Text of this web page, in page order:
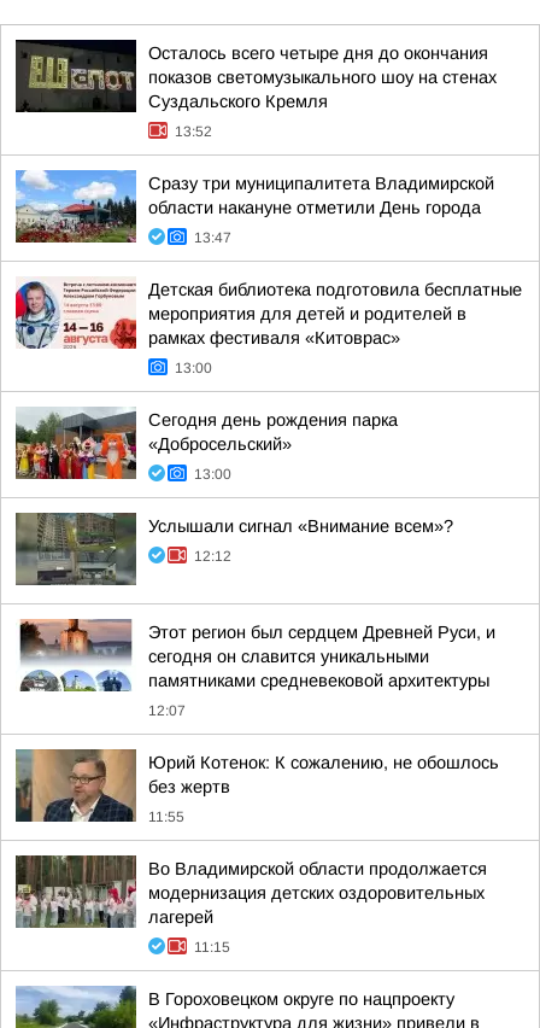
Осталось всего четыре дня до окончания
показов светомузыкального шоу на стенах
Суздальского Кремля
13:52
Сразу три муниципалитета Владимирской
области накануне отметили День города
13:47
Детская библиотека подготовила бесплатные
мероприятия для детей и родителей в
рамках фестиваля «Китоврас»
13:00
Сегодня день рождения парка
«Добросельский»
13:00
Услышали сигнал «Внимание всем»?
12:12
Этот регион был сердцем Древней Руси, и
сегодня он славится уникальными
памятниками средневековой архитектуры
12:07
Юрий Котенок: К сожалению, не обошлось
без жертв
11:55
Во Владимирской области продолжается
модернизация детских оздоровительных
лагерей
11:15
В Гороховецком округе по нацпроекту
«Инфраструктура для жизни» привели в